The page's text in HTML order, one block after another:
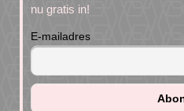
nu gratis in!
E-mailadres